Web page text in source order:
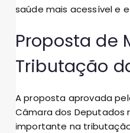
saúde mais acessível e
Proposta de
Tributação
A proposta aprovada
Câmara dos Deputados
importante na